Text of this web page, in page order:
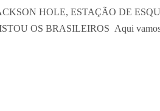
HOLE, ESTAÇÃO DE
OS BRASILEIROS Aqui